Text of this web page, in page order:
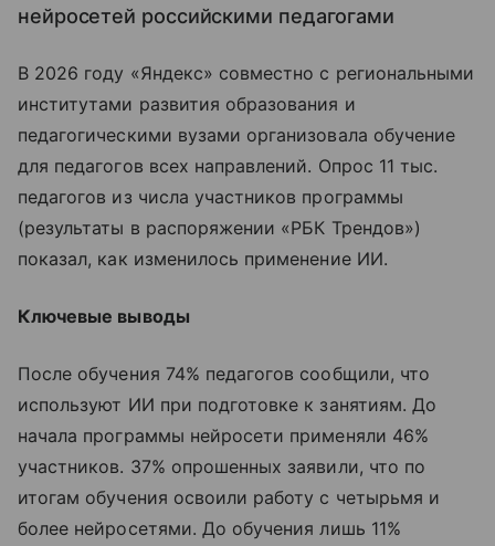
нейросетей российскими педагогами
В 2026 году «Яндекс» совместно с региональными
институтами развития образования и
педагогическими вузами организовала обучение
для педагогов всех направлений. Опрос 11 тыс.
педагогов из числа участников программы
(результаты в распоряжении «РБК Трендов»)
показал, как изменилось применение ИИ.
Ключевые выводы
После обучения 74% педагогов сообщили, что
используют ИИ при подготовке к занятиям. До
начала программы нейросети применяли 46%
участников. 37% опрошенных заявили, что по
итогам обучения освоили работу с четырьмя и
более нейросетями. До обучения лишь 11%